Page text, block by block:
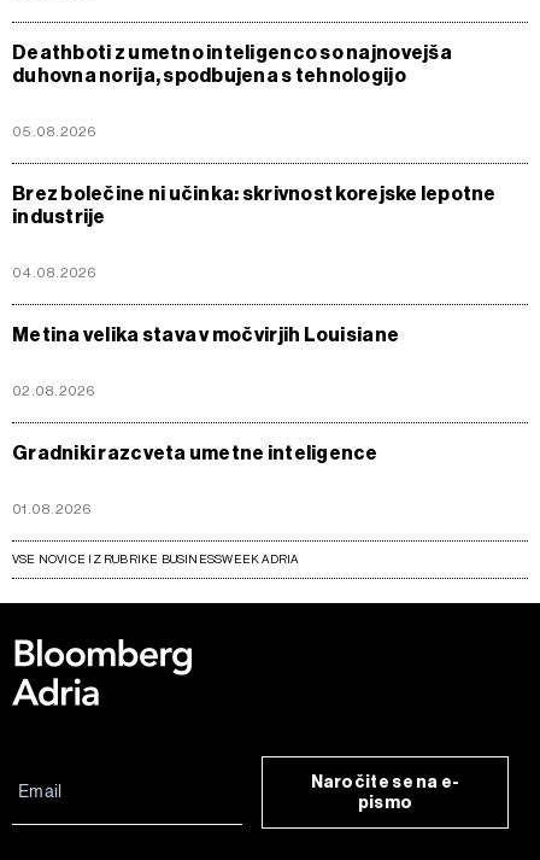
Deathboti z umetno inteligenco so najnovejša
duhovna norija, spodbujena s tehnologijo
05.08.2026
Brez bolečine ni učinka: skrivnost korejske lepotne
industrije
04.08.2026
Metina velika stava v močvirjih Louisiane
02.08.2026
Gradniki razcveta umetne inteligence
01.08.2026
VSE NOVICE IZ RUBRIKE BUSINESSWEEK ADRIA
Naročite se na e-
pismo